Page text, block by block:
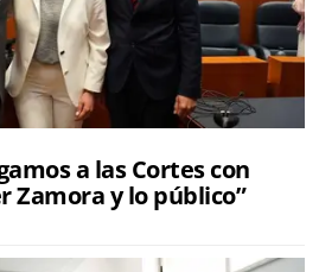
a las Cortes con
Zamora y lo público”